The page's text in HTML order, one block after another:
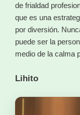
de frialdad
que es una
por diversión.
puede ser la
medio de la calma
Lihito